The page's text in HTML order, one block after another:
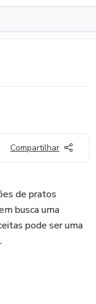
Compartilhar
de pratos
busca uma
pode ser uma